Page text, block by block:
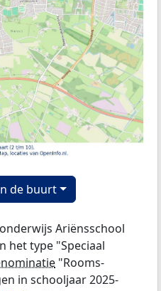
de buurt
Ariënsschool
het type "Speciaal
"Rooms-
in schooljaar 2025-